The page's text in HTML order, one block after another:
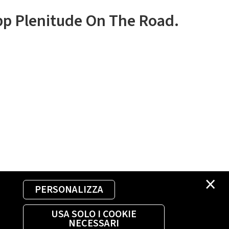
×
PERSONALIZZA
USA SOLO I COOKIE
NECESSARI
Plenitude On The Road.